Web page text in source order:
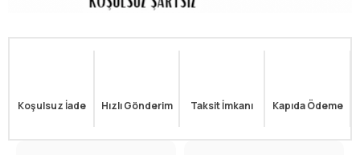
Koşulsuz İade Hızlı Gönderim Taksit İmkanı Kapıda Ödeme